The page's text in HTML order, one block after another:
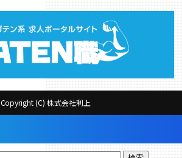
Copyright (C) 株式会社利上